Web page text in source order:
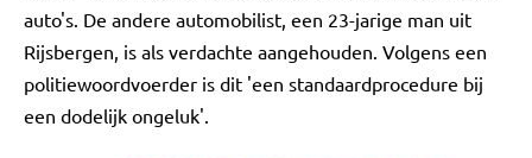
auto's. De andere automobilist, een 23-jarige man uit
Rijsbergen, is als verdachte aangehouden. Volgens een
politiewoordvoerder is dit 'een standaardprocedure bij
een dodelijk ongeluk'.